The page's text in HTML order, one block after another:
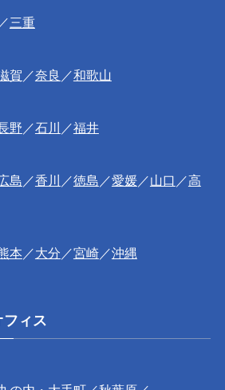
三重
賀 ／奈良 ／和歌山
野 ／石川 ／福井
島 ／香川 ／徳島 ／愛媛／山口 ／高
本 ／大分 ／宮崎／沖縄
ィス